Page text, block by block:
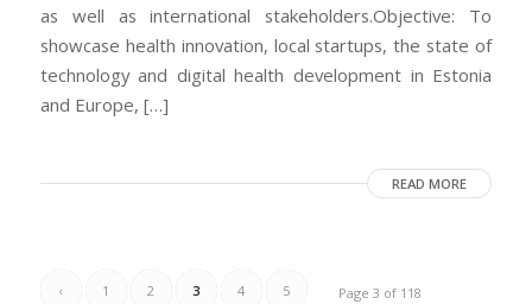
as well as international stakeholders.Objective: To
showcase health innovation, local startups, the state of
technology and digital health development in Estonia
and Europe, […]
READ MORE
Page 3 of 118
‹ 1 2 3 4 5